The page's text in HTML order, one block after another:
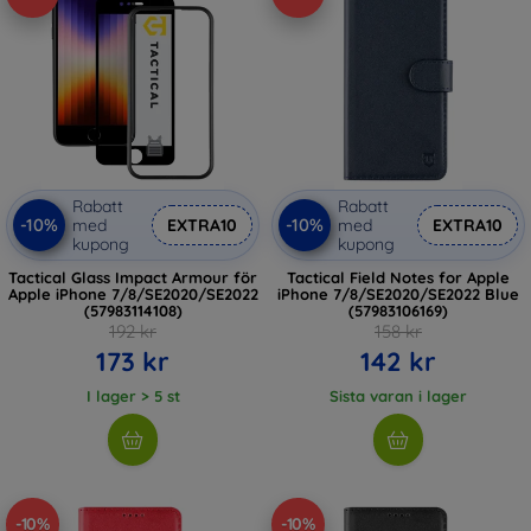
-10%
Rabatt
med
kupong
EXTRA10
Tactical Glass Impact Armour för
Apple iPhone 7/8/SE2020/SE2022
(57983114108)
192 kr
173 kr
I lager > 5 st
-10%
Rabatt
med
kupong
EXTRA10
Tactical Field Notes for Apple
iPhone 7/8/SE2020/SE2022 Blue
(57983106169)
158 kr
142 kr
Sista varan i lager
-10% -10%